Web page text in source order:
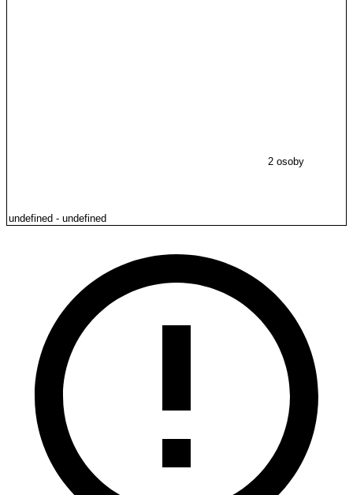
2 osoby